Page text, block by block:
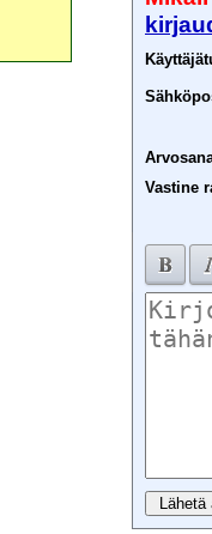
Vastine